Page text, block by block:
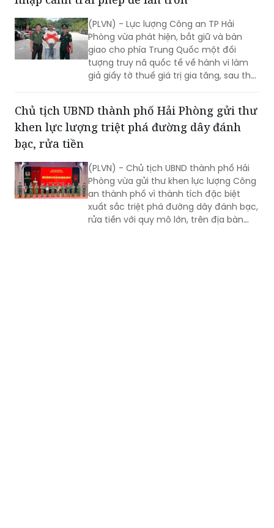
(PLVN) - Lực lượng Công an TP Hải
Phòng vừa phát hiện, bắt giữ và bàn
giao cho phía Trung Quốc một đối
tượng truy nã quốc tế về hành vi làm
giả giấy tờ thuế giá trị gia tăng, sau thời
Chủ tịch UBND thành phố Hải Phòng gửi thư
khen lực lượng triệt phá đường dây đánh
bạc, rửa tiền
(PLVN) - Chủ tịch UBND thành phố Hải
Phòng vừa gửi thư khen lực lượng Công
an thành phố vì thành tích đặc biệt
xuất sắc triệt phá đường dây đánh bạc,
rửa tiền với quy mô lớn, trên địa bàn